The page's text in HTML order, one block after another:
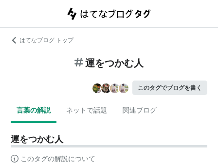
はてなブログ トップ
運をつかむ人
このタグでブログを書く
言葉の解説 ネットで話題 関連ブログ
運をつかむ人
このタグの解説について